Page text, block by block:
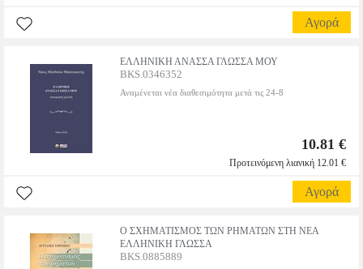
Αγορά
ΕΛΛΗΝΙΚΗ ΑΝΑΣΣΑ ΓΛΩΣΣΑ ΜΟΥ
BKS.0346352
Αναμένεται νέα διαθεσιμότητα μετά τις 24-8
10.81 €
Προτεινόμενη λιανική 12.01 €
Αγορά
Ο ΣΧΗΜΑΤΙΣΜΟΣ ΤΩΝ ΡΗΜΑΤΩΝ ΣΤΗ ΝΕΑ
ΕΛΛΗΝΙΚΗ ΓΛΩΣΣΑ
BKS.0885889